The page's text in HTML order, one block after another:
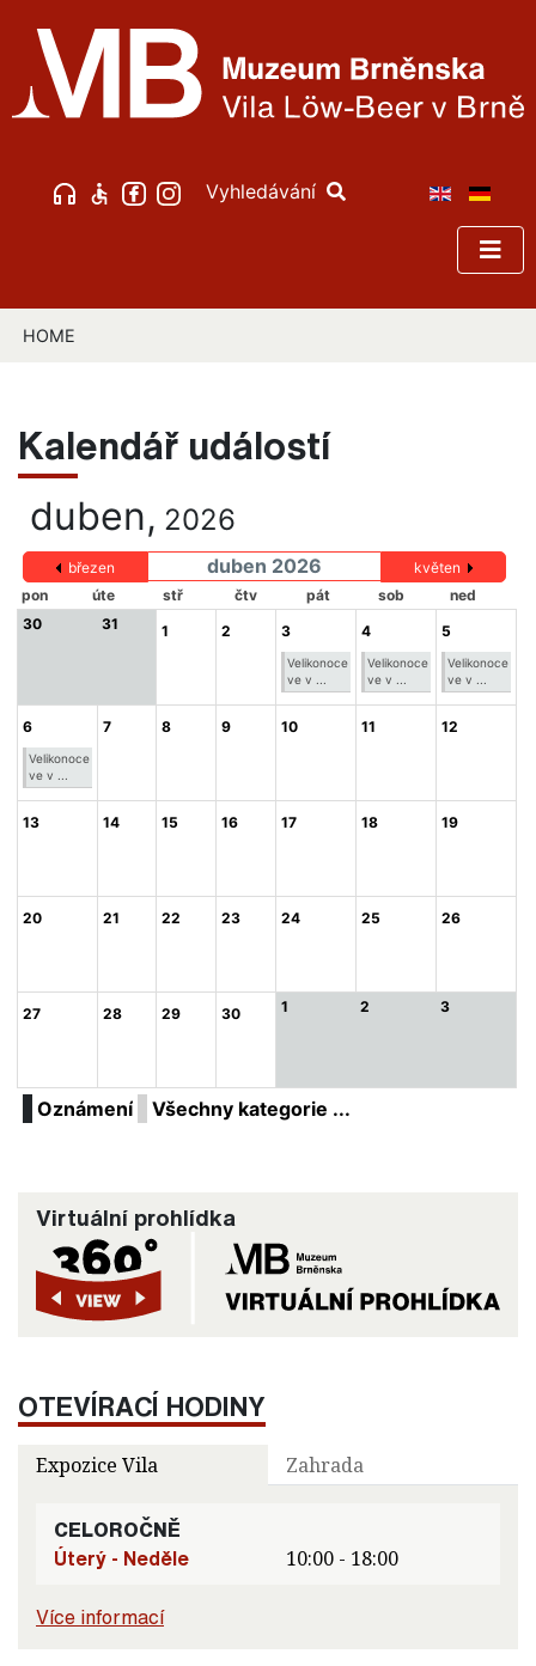
Vyhledávání
HOME
Kalendář událostí
duben, 2026
březen duben 2026
květen
pon
úte stř čtv pát sob
ned
30
31 1 2 3
Velikonoce
ve v ...
4
Velikonoce
ve v ...
5
Velikonoce
ve v ...
6
Velikonoce
ve v ...
7 8 9 10 11 12
13 14 15 16 17 18 19
20 21 22 23 24 25 26
27 28 29 30 1 2 3
Oznámení Všechny kategorie ...
Virtuální prohlídka
OTEVÍRACÍ HODINY
Expozice Vila Zahrada
CELOROČNĚ
Úterý - Neděle
10:00 - 18:00
Více informací